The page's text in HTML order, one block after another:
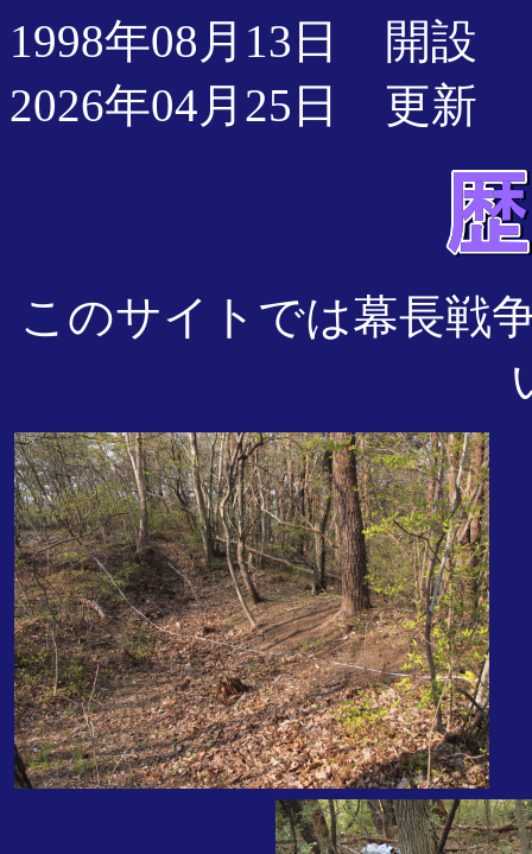
1998年08月13日 開設
2026年04月25日 更新
このサイトでは幕長戦